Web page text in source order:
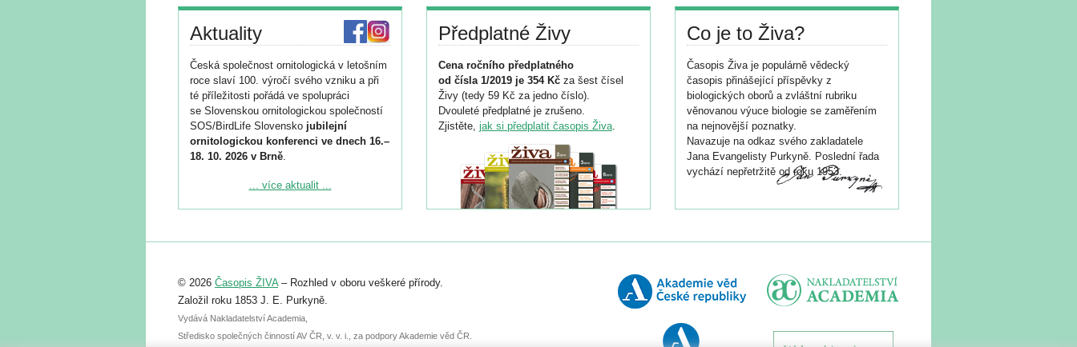
Aktuality
Česká společnost ornitologická v letošním
roce slaví 100. výročí svého vzniku a při
té příležitosti pořádá ve spolupráci
se Slovenskou ornitologickou společností
SOS/BirdLife Slovensko jubilejní
ornitologickou konferenci ve dnech 16.–
18. 10. 2026 v Brně.
Podrobnější informace ke konferenci
Registrovat se můžete do 6. září.
abstraktu přihlášené přednášky nebo
posteru je už 30. června.
... více aktualit ...
Předplatné Živy
Cena ročního předplatného
od čísla 1/2019 je 354 Kč za šest čísel
Živy (tedy 59 Kč za jedno číslo).
Dvouleté předplatné je zrušeno.
Zjistěte, jak si předplatit časopis Živa.
Co je to Živa?
Časopis Živa je populárně vědecký
časopis přinášející příspěvky z
biologických oborů a zvláštní rubriku
věnovanou výuce biologie se zaměřením
na nejnovější poznatky.
Navazuje na odkaz svého zakladatele
Jana Evangelisty Purkyně. Poslední řada
vychází nepřetržitě od roku 1953.
© 2026 Časopis ŽIVA– Rozhled v oboru veškeré přírody.
Založil roku 1853 J. E. Purkyně.
Vydává Nakladatelství Academia,
Středisko společných činností AV ČR, v. v. i., za podpory Akademie věd ČR.